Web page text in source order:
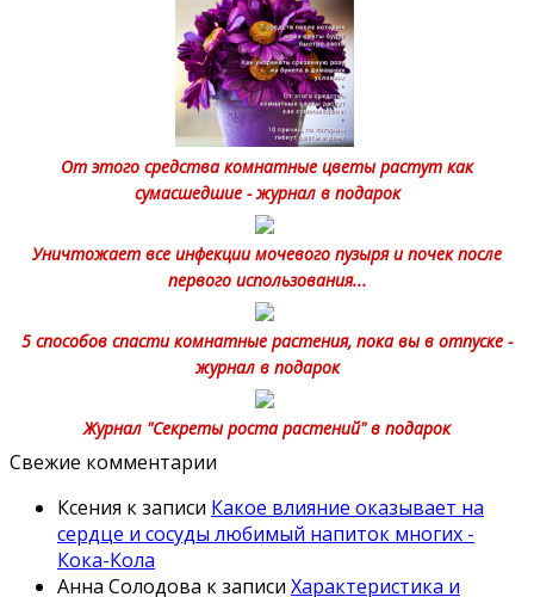
От этого средства комнатные цветы растут как
сумасшедшие - журнал в подарок
Уничтожает все инфекции мочевого пузыря и почек после
первого использования...
5 способов спасти комнатные растения, пока вы в отпуске -
журнал в подарок
Журнал "Секреты роста растений" в подарок
Свежие комментарии
Ксения к записи Какое влияние оказывает на
сердце и сосуды любимый напиток многих -
Кока-Кола
Анна Солодова к записи Характеристика и